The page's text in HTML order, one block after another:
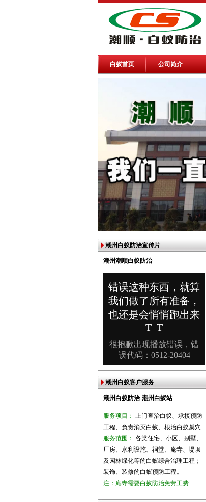
白蚁首页 公司简介
潮州白蚁防治宣传片
潮州潮顺白蚁防治
潮州白蚁客户服务
潮州白蚁防治-潮州白蚁站
服务项目： 上门查治白蚁、承接预防
工程、负责消灭白蚁、根治白蚁巢穴
服务范围： 各类住宅、小区、别墅、
厂房、水利设施、祠堂、庵寺、堤坝
及园林绿化等的白蚁综合治理工程；
装饰、装修的白蚁预防工程。
注：庵寺需要白蚁防治免劳工费